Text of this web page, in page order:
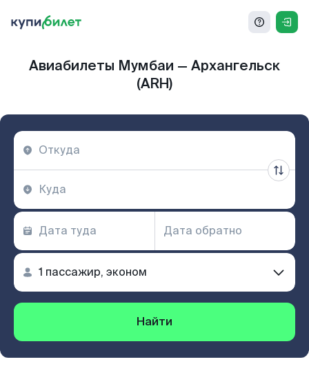
Авиабилеты Мумбаи — Архангельск
(ARH)
Найти